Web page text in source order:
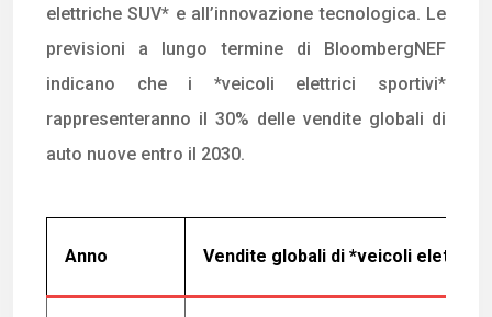
elettriche SUV* e all’innovazione tecnologica. Le
previsioni a lungo termine di BloombergNEF
indicano che i *veicoli elettrici sportivi*
rappresenteranno il 30% delle vendite globali di
auto nuove entro il 2030.
Anno Vendite globali di *veicoli elettrici